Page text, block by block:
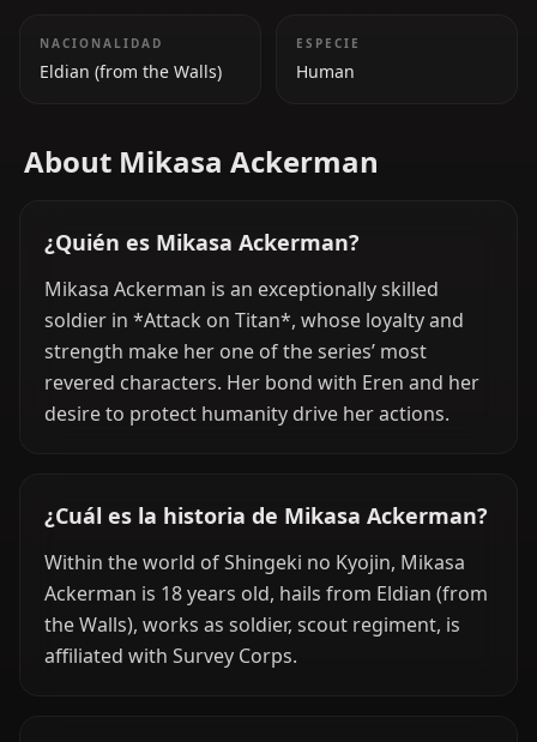
NACIONALIDAD
Eldian (from the Walls)
ESPECIE
Human
About Mikasa Ackerman
¿Quién es Mikasa Ackerman?
Mikasa Ackerman is an exceptionally skilled
soldier in *Attack on Titan*, whose loyalty and
strength make her one of the series’ most
revered characters. Her bond with Eren and her
desire to protect humanity drive her actions.
¿Cuál es la historia de Mikasa Ackerman?
Within the world of Shingeki no Kyojin, Mikasa
Ackerman is 18 years old, hails from Eldian (from
the Walls), works as soldier, scout regiment, is
affiliated with Survey Corps.